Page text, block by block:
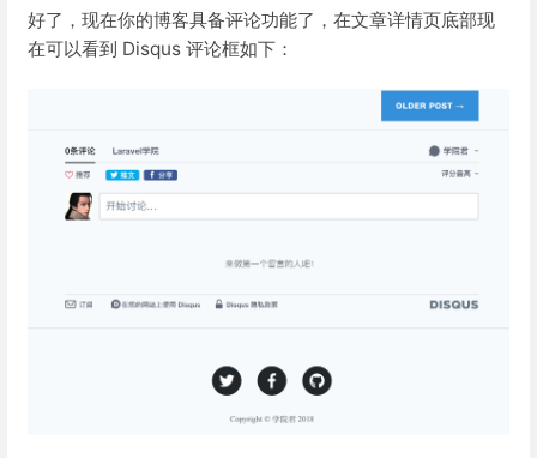
好了，现在你的博客具备评论功能了，在文章详情页底部现
在可以看到 Disqus 评论框如下：